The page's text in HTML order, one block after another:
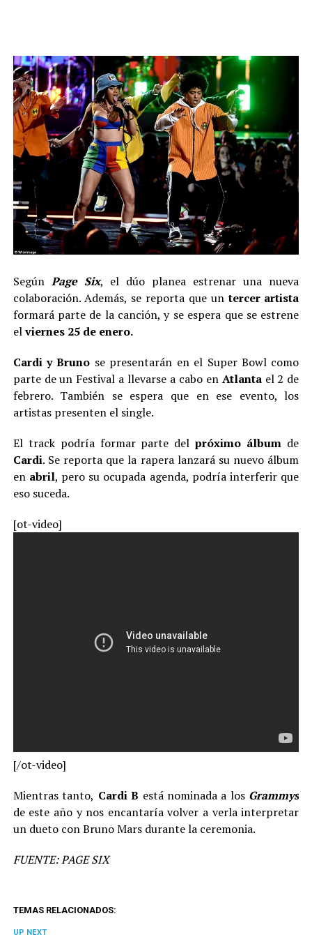
Según Page Six, el dúo planea estrenar una nueva
colaboración. Además, se reporta que untercer artista
formará parte de la canción, y se espera que se estrene
elviernes 25 de enero.
Cardi y Bruno se presentarán en el Super Bowl como
parte de un Festival a llevarse a cabo en Atlantael 2 de
febrero. También se espera que en ese evento, los
artistas presenten el single.
El track podría formar parte delpróximo álbum de
Cardi. Se reporta que la rapera lanzará su nuevo álbum
en abril, pero su ocupada agenda, podría interferir que
eso suceda.
[ot-video]
[/ot-video]
Mientras tanto, Cardi B está nominada a losGrammys
de este año y nos encantaría volver a verla interpretar
un dueto con Bruno Mars durante la ceremonia.
FUENTE: PAGE SIX
TEMAS RELACIONADOS:
UP NEXT